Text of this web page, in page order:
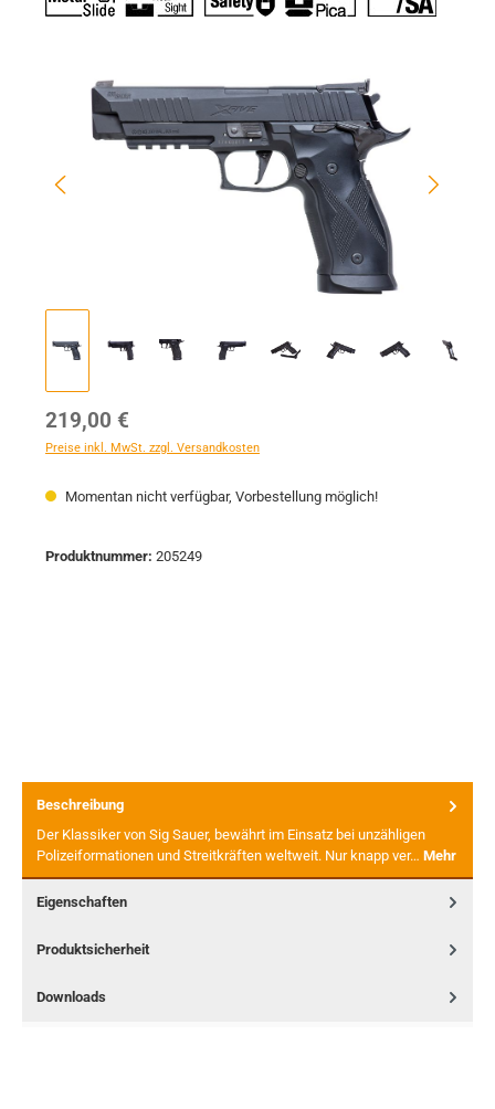
Regulärer Preis:
219,00 €
Preise inkl. MwSt. zzgl. Versandkosten
Momentan nicht verfügbar, Vorbestellung möglich!
Produktnummer: 205249
Beschreibung
Der Klassiker von Sig Sauer, bewährt im Einsatz bei unzähligen
Polizeiformationen und Streitkräften weltweit. Nur knapp ver… Mehr
Eigenschaften
Produktsicherheit
Downloads